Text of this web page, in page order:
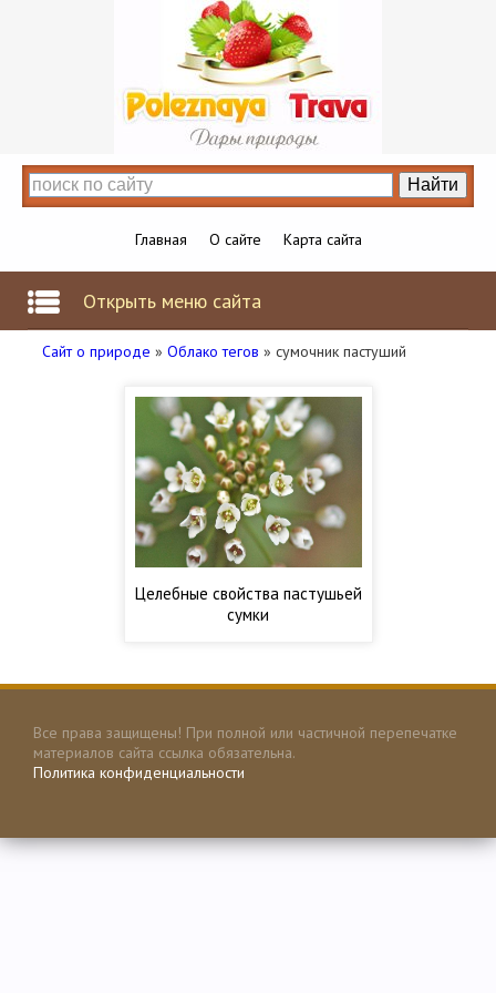
Главная О сайте Карта сайта
Открыть меню сайта
Сайт о природе » Облако тегов » сумочник пастуший
Целебные свойства пастушьей
сумки
Все права защищены! При полной или частичной перепечатке
материалов сайта ссылка обязательна.
Политика конфиденциальности